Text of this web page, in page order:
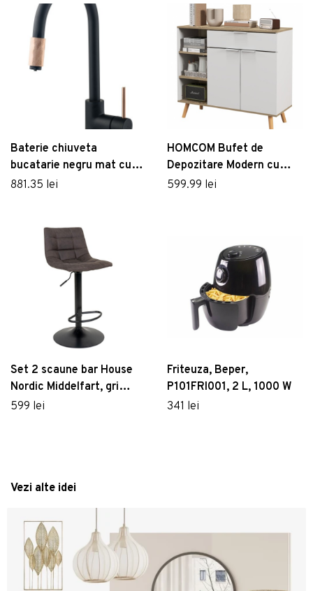
Baterie chiuveta
bucatarie negru mat cu
conexiune la filtru de apa
881.35 lei
HOMCOM Bufet de
Depozitare Modern cu
Sertar, Usi cu Inchidere cu
de Bucatarie Alb
599.99 lei
Set 2 scaune bar House
Nordic Middelfart, gri
închis
599 lei
Friteuza, Beper,
P101FRI001, 2 L, 1000 W
341 lei
Vezi alte idei